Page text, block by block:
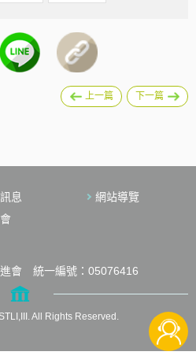
上一篇 下一篇
息
網站導覽
會 統一編號：05076416
All Rights Reserved.